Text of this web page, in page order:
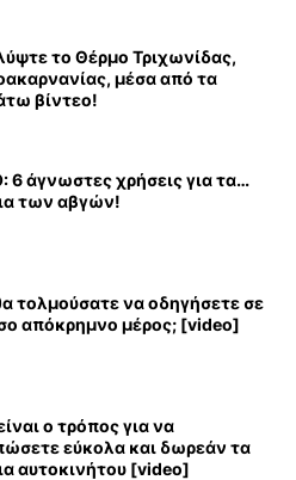
το Θέρμο Τριχωνίδας,
μέσα από τα
βίντεο!
6 άγνωστες χρήσεις για τα…
των αβγών!
τολμούσατε να οδηγήσετε σε
απόκρημνο μέρος; [video]
ο τρόπος για να
εύκολα και δωρεάν τα
αυτοκινήτου [video]